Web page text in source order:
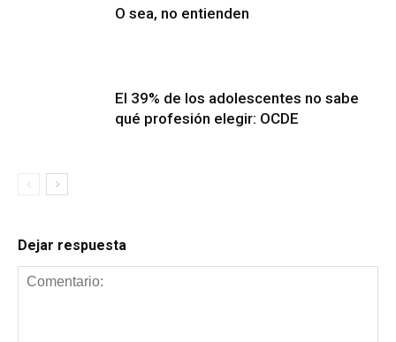
O sea, no entienden
El 39% de los adolescentes no sabe
qué profesión elegir: OCDE
Dejar respuesta